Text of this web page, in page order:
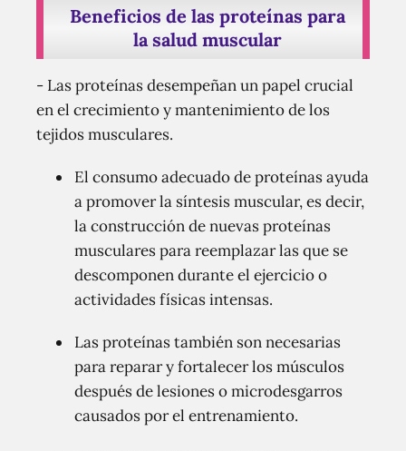
Beneficios de las proteínas para
la salud muscular
- Las proteínas desempeñan un papel crucial
en el crecimiento y mantenimiento de los
tejidos musculares.
El consumo adecuado de proteínas ayuda
a promover la síntesis muscular, es decir,
la construcción de nuevas proteínas
musculares para reemplazar las que se
descomponen durante el ejercicio o
actividades físicas intensas.
Las proteínas también son necesarias
para reparar y fortalecer los músculos
después de lesiones o microdesgarros
causados por el entrenamiento.